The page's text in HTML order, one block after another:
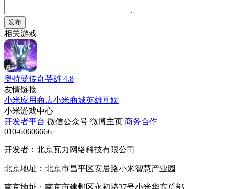
发布
相关游戏
奥特曼传奇英雄 4.8
友情链接
小米应用商店小米商城英雄互娱
小米游戏中心
开发者平台 微信公众号 微博主页 商务合作
010-60606666
开发者：北京瓦力网络科技有限公司
北京地址：北京市昌平区安居路小米智慧产业园
南京地址：南京市建邺区永初路37号小米华东总部